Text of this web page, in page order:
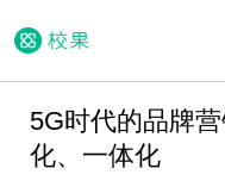
5G时代的品牌
化、一体化​